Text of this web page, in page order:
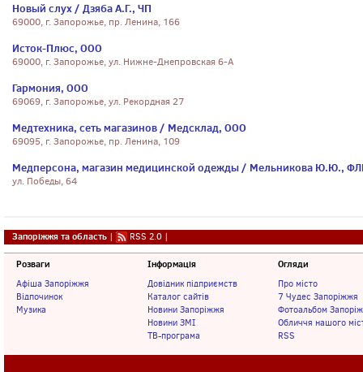
Новый слух / Дзяба А.Г., ЧП
69000, г. Запорожье, пр. Ленина, 166
Исток-Плюс, ООО
69000, г. Запорожье, ул. Нижне-Днепровская 6-А
Гармония, ООО
69069, г. Запорожье, ул. Рекордная 27
Медтехника, сеть магазинов / Медсклад, ООО
69095, г. Запорожье, пр. Ленина, 109
Медперсона, магазин медицинской одежды / Мельникова Ю.Ю.,
ул. Победы, 64
Запоріжжя та область | RSS 2.0 |
Розваги
Афіша Запоріжжя
Відпочинок
Музика
Інформація
Довідник підприємств
Каталог сайтів
Новини Запоріжжя
Новини ЗМІ
ТВ-програма
Огляди
Про місто
7 Чудес Запоріжжя
Фотоальбом
Обличчя нашого
RSS